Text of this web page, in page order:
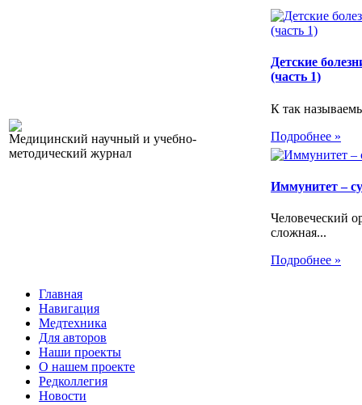
Медицинский научный и учебно-
методический журнал
Детские
(часть 1)
К так
Подробнее »
Иммунитет –
Человеческий
сложная...
Подробнее »
Главная
Навигация
Медтехника
Для авторов
Наши проекты
О нашем проекте
Редколлегия
Новости